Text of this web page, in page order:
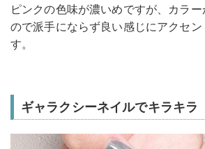
ピンクの色味が濃いめですが、カラ
ので派手にならず良い感じにアクセン
す。
ギャラクシーネイルでキラキラ